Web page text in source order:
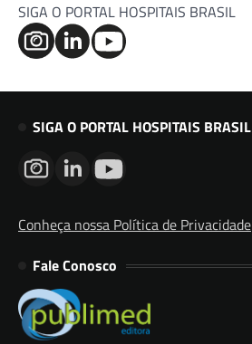
SIGA O PORTAL HOSPITAIS BRASIL
SIGA O PORTAL HOSPITAIS BRASIL
Conheça nossa Política de Privacidade
Fale Conosco